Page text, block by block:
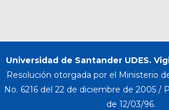
Universidad de Santander UDES.
Resolución otorgada por el Ministerio
No. 6216 del 22 de diciembre de 2005 /
de 12/03/96.